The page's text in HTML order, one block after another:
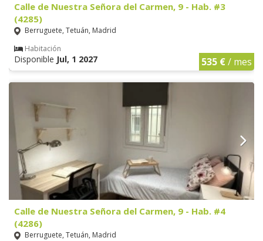
Calle de Nuestra Señora del Carmen, 9 - Hab. #3
(4285)
Berruguete, Tetuán, Madrid
Habitación
Disponible Jul, 1 2027 535 €/ mes
Calle de Nuestra Señora del Carmen, 9 - Hab. #4
(4286)
Berruguete, Tetuán, Madrid